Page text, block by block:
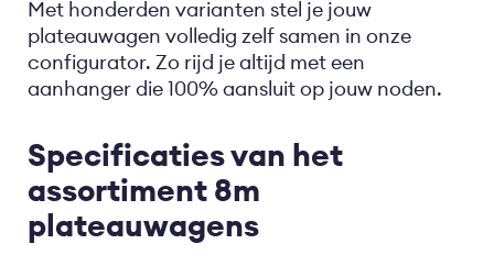
Met honderden varianten stel je jouw
plateauwagen volledig zelf samen in onze
configurator. Zo rijd je altijd met een
aanhanger die 100% aansluit op jouw noden.
Specificaties van het
assortiment 8m
plateauwagens